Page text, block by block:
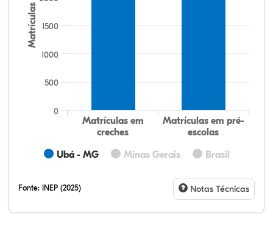
Matrículas
Ubá - MG Minas Gerais Brasil
Matrículas em
creches
Matrículas em pré-
escolas
0
500
1000
1500
Fonte: INEP (2025) Notas Técnicas